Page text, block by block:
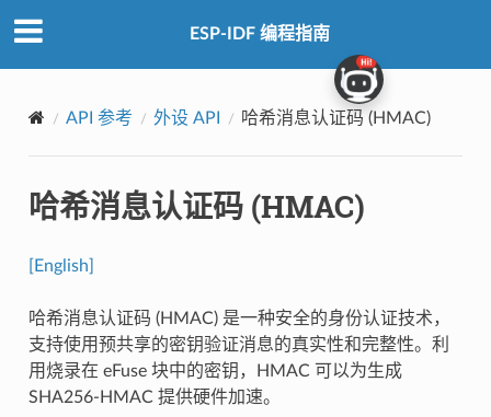
ESP-IDF 编程指南
API 参考 外设 API 哈希消息认证码 (HMAC)
哈希消息认证码 (HMAC)
[English]
哈希消息认证码 (HMAC) 是一种安全的身份认证技术，
支持使用预共享的密钥验证消息的真实性和完整性。利
用烧录在 eFuse 块中的密钥，HMAC 可以为生成
SHA256-HMAC 提供硬件加速。